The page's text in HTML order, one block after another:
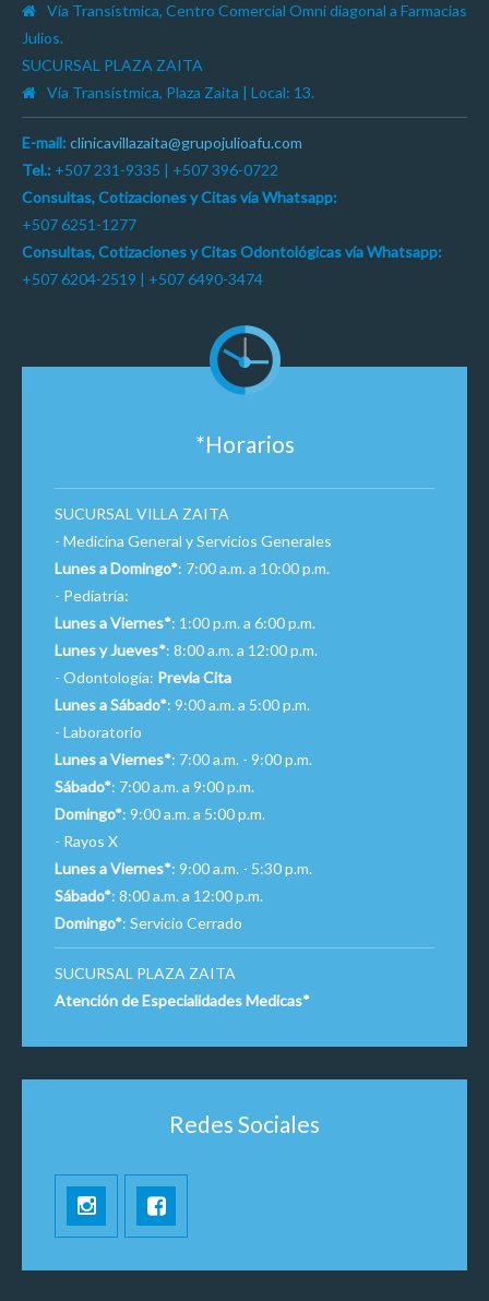
Vía Transístmica, Centro Comercial Omni diagonal a Farmacias
Julios.
SUCURSAL PLAZA ZAITA
Vía Transístmica, Plaza Zaita | Local: 13.
E-mail: clinicavillazaita@grupojulioafu.com
Tel.: +507 231-9335 | +507 396-0722
Consultas, Cotizaciones y Citas vía Whatsapp:
+507 6251-1277
Consultas, Cotizaciones y Citas Odontológicas vía Whatsapp:
+507 6204-2519 | +507 6490-3474
*Horarios
SUCURSAL VILLA ZAITA
- Medicina General y Servicios Generales
Lunes a Domingo*: 7:00 a.m. a 10:00 p.m.
- Pediatría:
Lunes a Viernes*: 1:00 p.m. a 6:00 p.m.
Lunes y Jueves*: 8:00 a.m. a 12:00 p.m.
- Odontología: Previa Cita
Lunes a Sábado*: 9:00 a.m. a 5:00 p.m.
- Laboratorio
Lunes a Viernes*: 7:00 a.m. - 9:00 p.m.
Sábado*: 7:00 a.m. a 9:00 p.m.
Domingo*: 9:00 a.m. a 5:00 p.m.
- Rayos X
Lunes a Viernes*: 9:00 a.m. - 5:30 p.m.
Sábado*: 8:00 a.m. a 12:00 p.m.
Domingo*: Servicio Cerrado
SUCURSAL PLAZA ZAITA
Atención de Especialidades Medicas*
Redes Sociales